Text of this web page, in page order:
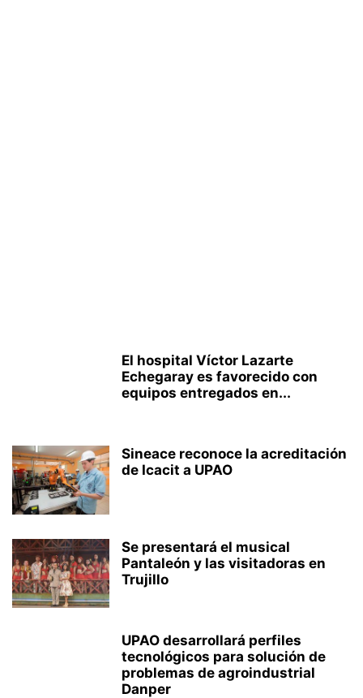
El hospital Víctor Lazarte
Echegaray es favorecido con
equipos entregados en...
Sineace reconoce la acreditación
de Icacit a UPAO
Se presentará el musical
Pantaleón y las visitadoras en
Trujillo
UPAO desarrollará perfiles
tecnológicos para solución de
problemas de agroindustrial
Danper